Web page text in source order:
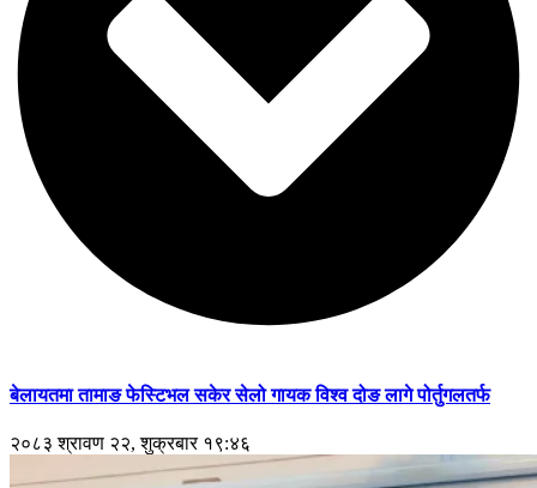
बेलायतमा तामाङ फेस्टिभल सकेर सेलो गायक विश्व दोङ लागे पोर्तुगलतर्फ
२०८३ श्रावण २२, शुक्रबार १९:४६